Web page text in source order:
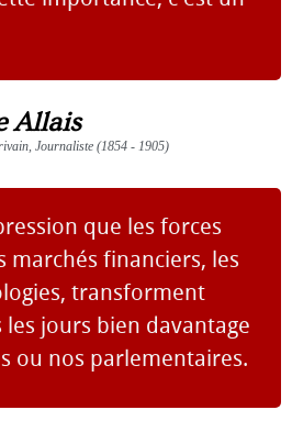
Allais
Journaliste (1854 - 1905)
que les forces
marchés financiers, les
transforment
jours bien davantage
ou nos parlementaires.